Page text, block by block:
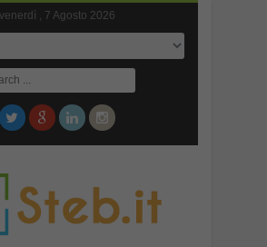
venerdì , 7 Agosto 2026